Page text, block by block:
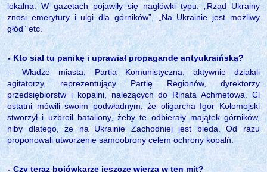
lokalna. W gazetach pojawiły się nagłówki typu: „Rząd Ukrainy
znosi emerytury i ulgi dla górników”, „Na Ukrainie jest możliwy
głód” etc.
- Kto siał tu panikę i uprawiał propagandę antyukraińską?
‒
Władze miasta, Partia Komunistyczna, aktywnie działali
agitatorzy, reprezentujący Partię Regionów, dyrektorzy
przedsiębiorstw i kopalni, należących do Rinata Achmetowa. Ci
ostatni mówili swoim podwładnym, że oligarcha Igor Kołomojski
stworzył i uzbroił bataliony, żeby te odbierały majątek górników,
niby dlatego, że na Ukrainie Zachodniej jest bieda. Od razu
proponowali utworzenie samoobrony celem ochrony kopalń.
- Czy teraz bojówkarze jeszcze wierzą w ten mit?